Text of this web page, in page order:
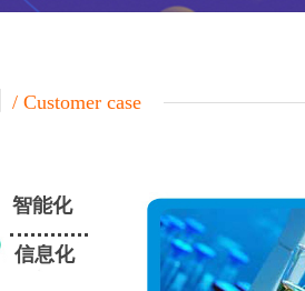
/ Customer case
信息化
智能化